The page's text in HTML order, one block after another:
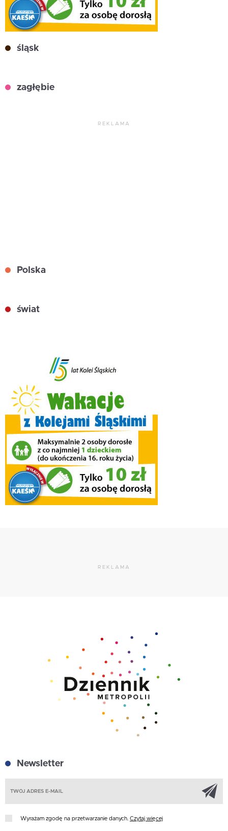
śląsk
zagłębie
REKLAMA
Polska
świat
REKLAMA
Newsletter
Wyrażam zgodę na przetwarzanie danych. Czytaj więcej